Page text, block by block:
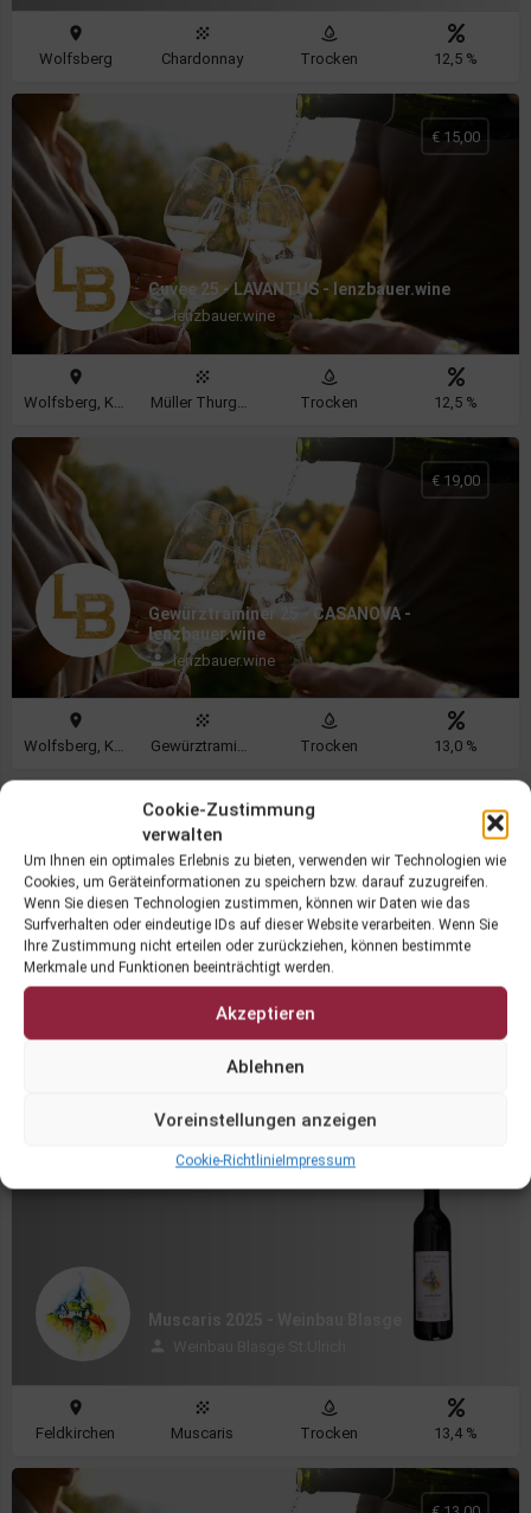
Cookie-Zustimmung
verwalten
Um Ihnen ein optimales Erlebnis zu bieten, verwenden wir Technologien wie
Cookies, um Geräteinformationen zu speichern bzw. darauf zuzugreifen.
Wenn Sie diesen Technologien zustimmen, können wir Daten wie das
Surfverhalten oder eindeutige IDs auf dieser Website verarbeiten. Wenn Sie
Ihre Zustimmung nicht erteilen oder zurückziehen, können bestimmte
Merkmale und Funktionen beeinträchtigt werden.
Akzeptieren
Ablehnen
Voreinstellungen anzeigen
Cookie-RichtlinieImpressum
Wolfsberg Chardonnay Trocken 12,5 %
Cuvee 25 - LAVANTUS - lenzbauer.wine
lenzbauer.wine
€ 15,00
Wolfsberg, Klagenfurt Müller Thurgau, Gewürztraminer Trocken 12,5 %
Gewürztraminer 25 - CASANOVA -
lenzbauer.wine
lenzbauer.wine
€ 19,00
Wolfsberg, Klagenfurt Gewürztraminer, Traminer Trocken 13,0 %
Grauburgunder 25 - DIVA - lenzbauer.wine
lenzbauer.wine
Muscaris 2025 - Weinbau Blasge
Feldkirchen Muscaris Trocken 13,4 %